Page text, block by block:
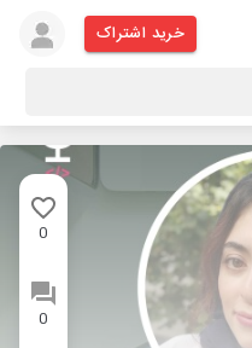
خرید اشتراک
0
0